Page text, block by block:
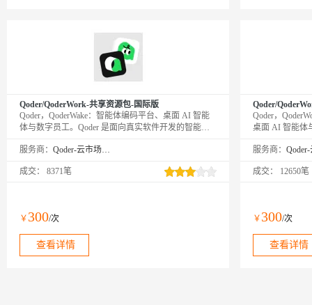
Qoder/QoderWork-共享资源包-国际版
Qoder，QoderWake：智能体编码平台、桌面 AI 智能
体与数字员工。Qoder 是面向真实软件开发的智能体
JetBrains 插件、CLI、Mobile 和 Cloud Agents 等使用方
QoderWake 是你的数字员工，各司其职、全天在线，
服务商： Qoder-云市场精选店
成交： 8371笔
￥ 300/次
查看详情
Qoder/
Qoder，
桌面 AI 智能体
供 Desktop、
的全流程。
员工，各司其
越用越懂你。
服务商：
成交： 12650笔
￥ 300/次
查看详情